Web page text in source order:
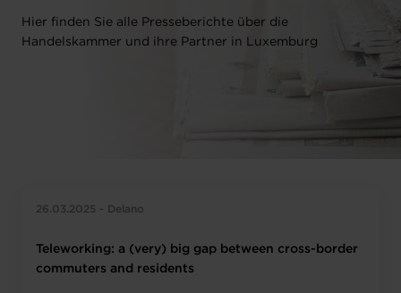
Hier finden Sie alle Presseberichte über die
Handelskammer und ihre Partner in Luxemburg
26.03.2025 - Delano
Teleworking: a (very) big gap between cross-border
commuters and residents